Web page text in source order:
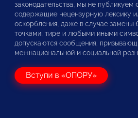
законодательства, мы не публикуем
содержащие нецензурную лексику
оскорбления, даже в случае замены
точками, тире и любыми иными
допускаются сообщения,
межнациональной и социальной
Вступи в «ОПОРУ»